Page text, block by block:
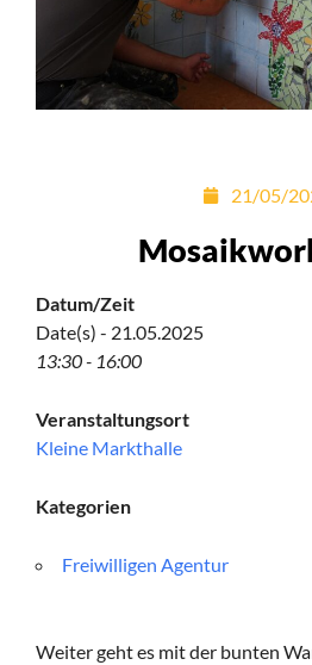
21/05/
Datum/Zeit
Date(s) - 21.05.2025
13:30 - 16:00
Veranstaltungsort
Kleine Markthalle
Kategorien
Freiwilligen Agentur
Weiter geht es mit der bunten